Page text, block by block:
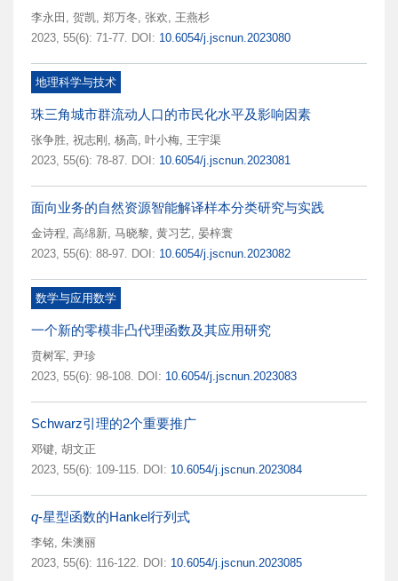
李永田 , 贺凯, 郑万冬, 张欢, 王燕杉
2023, 55(6): 71-77. DOI: 10.6054/j.jscnun.2023080
地理科学与技术
珠三角城市群流动人口的市民化水平及影响因素
张争胜, 祝志刚 , 杨高, 叶小梅, 王宇渠
2023, 55(6): 78-87. DOI: 10.6054/j.jscnun.2023081
面向业务的自然资源智能解译样本分类研究与实践
金诗程, 高绵新, 马晓黎, 黄习艺, 晏梓寰
2023, 55(6): 88-97. DOI: 10.6054/j.jscnun.2023082
数学与应用数学
一个新的零模非凸代理函数及其应用研究
贲树军, 尹珍
2023, 55(6): 98-108. DOI: 10.6054/j.jscnun.2023083
Schwarz引理的2个重要推广
邓键, 胡文正
2023, 55(6): 109-115. DOI: 10.6054/j.jscnun.2023084
q-星型函数的Hankel行列式
李铭, 朱澳丽
2023, 55(6): 116-122. DOI: 10.6054/j.jscnun.2023085